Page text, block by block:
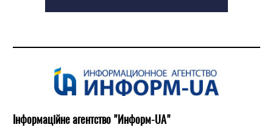
Інформаційне агентство "Информ-UA"